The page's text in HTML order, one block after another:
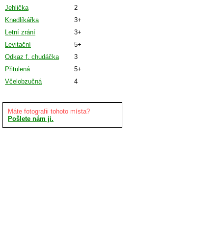
Jehlička
2
Knedlíkářka
3+
Letní zrání
3+
Levitační
5+
Odkaz f. chudáčka
3
Přitulená
5+
Včelobzučná
4
Máte fotografii tohoto místa?
Pošlete nám ji.